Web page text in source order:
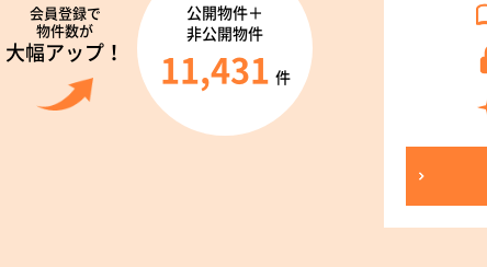
会員登録で
物件数が
大幅アップ！
公開物件＋
非公開物件
11,431 件